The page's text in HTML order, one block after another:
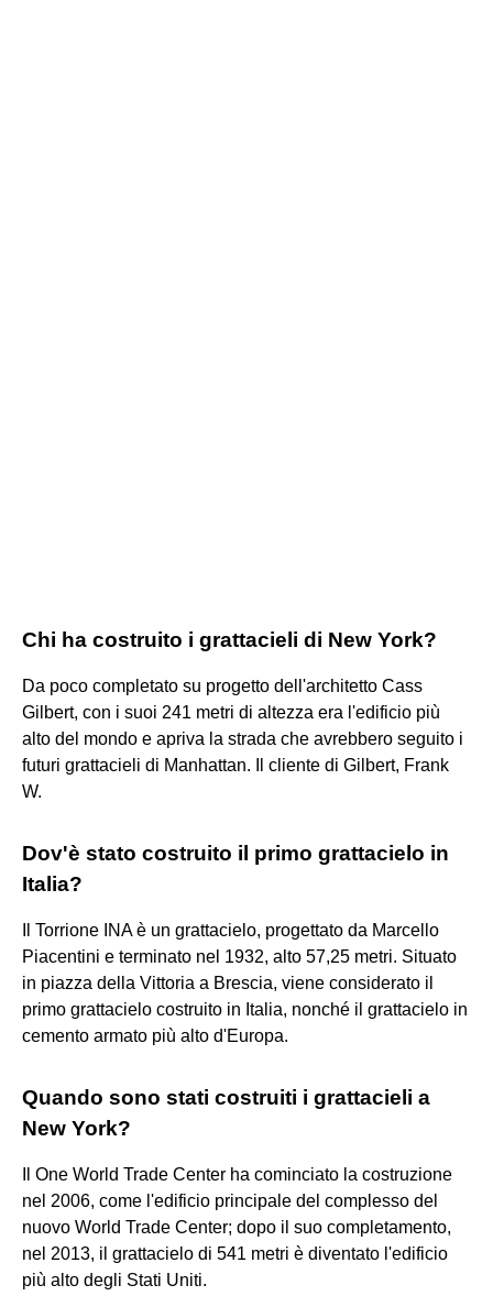
Chi ha costruito i grattacieli di New York?
Da poco completato su progetto dell'architetto Cass
Gilbert, con i suoi 241 metri di altezza era l'edificio più
alto del mondo e apriva la strada che avrebbero seguito i
futuri grattacieli di Manhattan. Il cliente di Gilbert, Frank
W.
Dov'è stato costruito il primo grattacielo in
Italia?
Il Torrione INA è un grattacielo, progettato da Marcello
Piacentini e terminato nel 1932, alto 57,25 metri. Situato
in piazza della Vittoria a Brescia, viene considerato il
primo grattacielo costruito in Italia, nonché il grattacielo in
cemento armato più alto d'Europa.
Quando sono stati costruiti i grattacieli a
New York?
Il One World Trade Center ha cominciato la costruzione
nel 2006, come l'edificio principale del complesso del
nuovo World Trade Center; dopo il suo completamento,
nel 2013, il grattacielo di 541 metri è diventato l'edificio
più alto degli Stati Uniti.